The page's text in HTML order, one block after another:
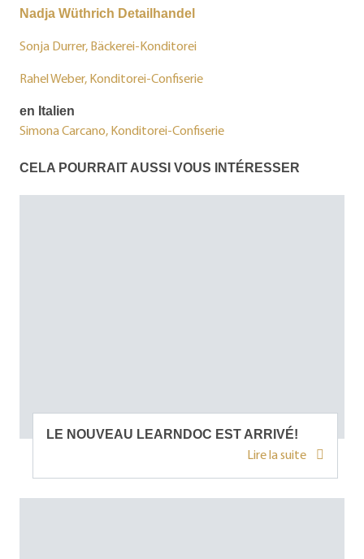
Nadja Wüthrich Detailhandel
Sonja Durrer, Bäckerei-Konditorei
Rahel Weber, Konditorei-Confiserie
en Italien
Simona Carcano, Konditorei-Confiserie
CELA POURRAIT AUSSI VOUS INTÉRESSER
LE NOUVEAU LEARNDOC EST ARRIVÉ!
Lire la suite